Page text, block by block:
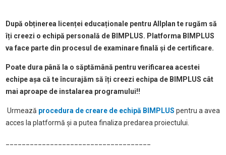
După obținerea licenței educaționale pentru Allplan te rugăm să
îți creezi o echipă personală de BIMPLUS. Platforma BIMPLUS
va face parte din procesul de examinare finală și de certificare.
Poate dura până la o săptămână pentru verificarea acestei
echipe așa că te încurajăm să îți creezi echipa de BIMPLUS cât
mai aproape de instalarea programului!!
Urmează procedura de creare de echipă BIMPLUS pentru a avea
acces la platformă și a putea finaliza predarea proiectului.